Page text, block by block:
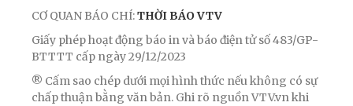
CƠ QUAN BÁO CHÍ:THỜI BÁO VTV
Giấy phép hoạt động báo in và báo điện tử số 483/GP-
BTTTT cấp ngày 29/12/2023
® Cấm sao chép dưới mọi hình thức nếu không có sự
chấp thuận bằng văn bản. Ghi rõ nguồn VTV.vn khi